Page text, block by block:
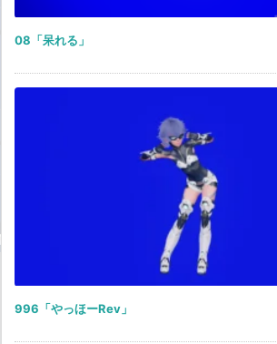
08「呆れる」
996「やっほーRev」